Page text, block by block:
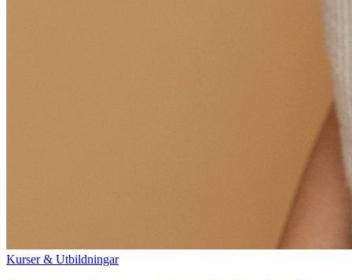
Kurser & Utbildningar